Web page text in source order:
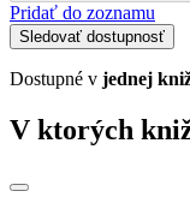
Pridať do zoznamu
Sledovať dostupnosť
Dostupné v jednej
V ktorých